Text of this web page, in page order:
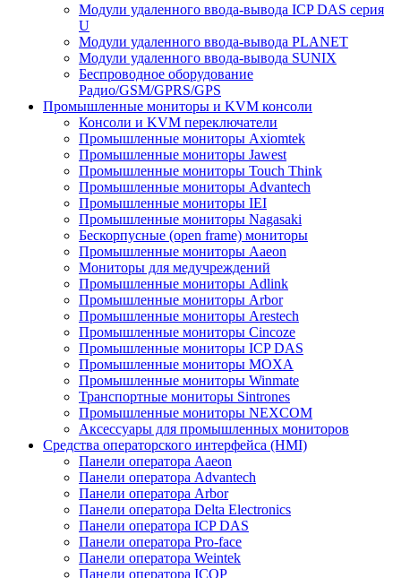
Модули удаленного ввода-вывода ICP DAS серия
U
Модули удаленного ввода-вывода PLANET
Модули удаленного ввода-вывода SUNIX
Беспроводное оборудование
Радио/GSM/GPRS/GPS
Промышленные мониторы и KVM консоли
Консоли и KVM переключатели
Промышленные мониторы Axiomtek
Промышленные мониторы Jawest
Промышленные мониторы Touch Think
Промышленные мониторы Advantech
Промышленные мониторы IEI
Промышленные мониторы Nagasaki
Бескорпусные (open frame) мониторы
Промышленные мониторы Aaeon
Мониторы для медучреждений
Промышленные мониторы Adlink
Промышленные мониторы Arbor
Промышленные мониторы Arestech
Промышленные мониторы Cincoze
Промышленные мониторы ICP DAS
Промышленные мониторы MOXA
Промышленные мониторы Winmate
Транспортные мониторы Sintrones
Промышленные мониторы NEXCOM
Аксессуары для промышленных мониторов
Средства операторского интерфейса (HMI)
Панели оператора Aaeon
Панели оператора Advantech
Панели оператора Arbor
Панели оператора Delta Electronics
Панели оператора ICP DAS
Панели оператора Pro-face
Панели оператора Weintek
Панели оператора ICOP